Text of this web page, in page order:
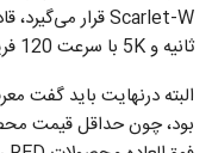
ثانیه و 5K با سرعت 120 فریم در ثانیه است.